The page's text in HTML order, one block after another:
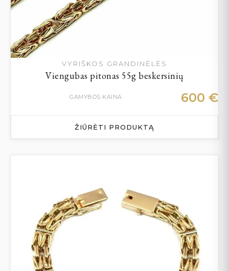
VYRIŠKOS GRANDINĖLĖS
Viengubas pitonas 55g beskersinių
GAMYBOS KAINA 600 €
ŽIŪRĖTI PRODUKTĄ